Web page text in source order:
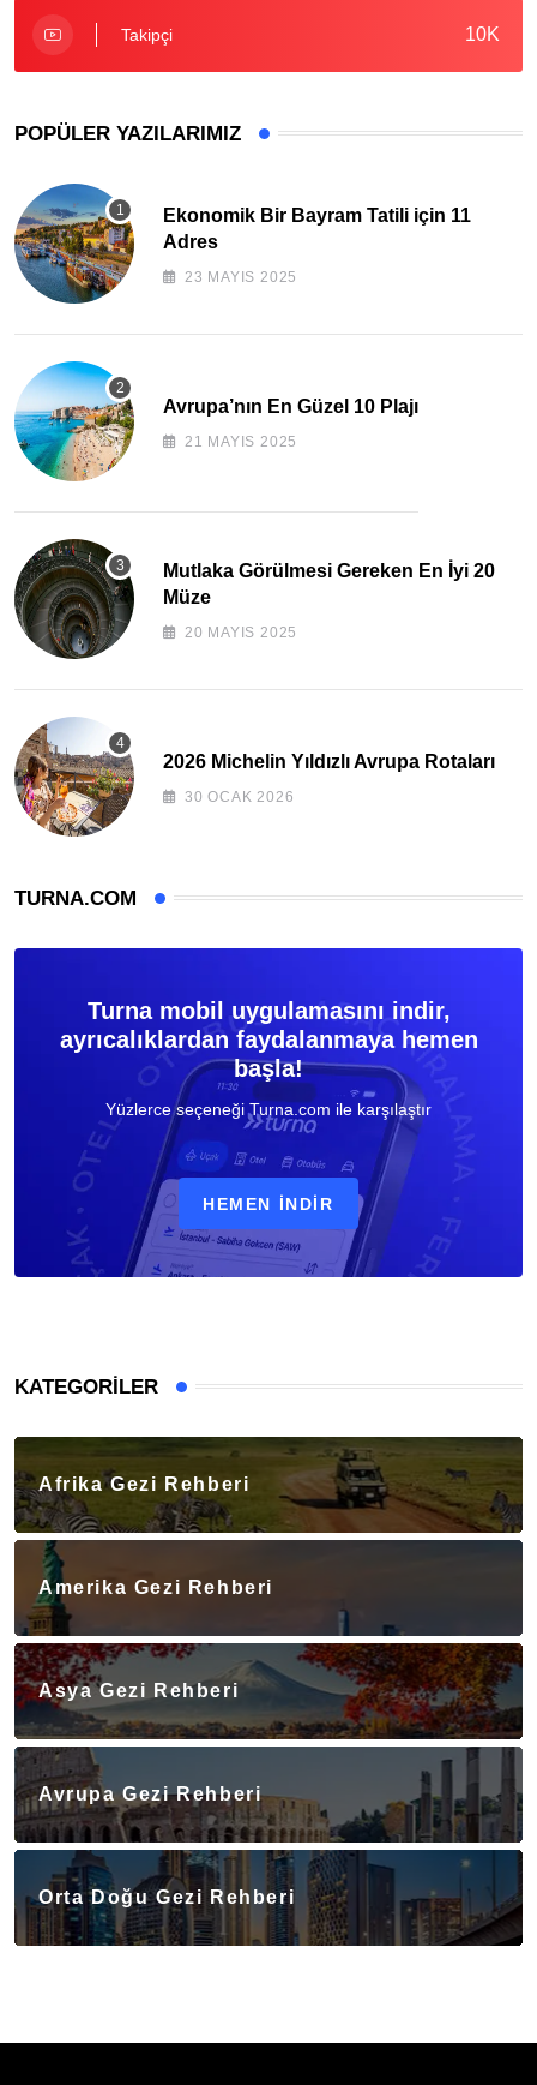
10K
Takipçi
POPÜLER YAZILARIMIZ
Ekonomik Bir Bayram Tatili için 11
Adres
23 MAYIS 2025
Avrupa’nın En Güzel 10 Plajı
21 MAYIS 2025
Mutlaka Görülmesi Gereken En İyi 20
Müze
20 MAYIS 2025
2026 Michelin Yıldızlı Avrupa Rotaları
30 OCAK 2026
TURNA.COM
Turna mobil uygulamasını indir,
ayrıcalıklardan faydalanmaya hemen
başla!
Yüzlerce seçeneği Turna.com ile karşılaştır
HEMEN İNDIR
KATEGORILER
Afrika Gezi Rehberi
Amerika Gezi Rehberi
Asya Gezi Rehberi
Avrupa Gezi Rehberi
Orta Doğu Gezi Rehberi